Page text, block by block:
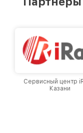
лучшим
Сервисный центр
Казани